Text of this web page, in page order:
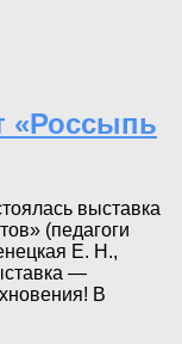
«Россыпь
выставка
(педагоги
Е. Н.,
—
В